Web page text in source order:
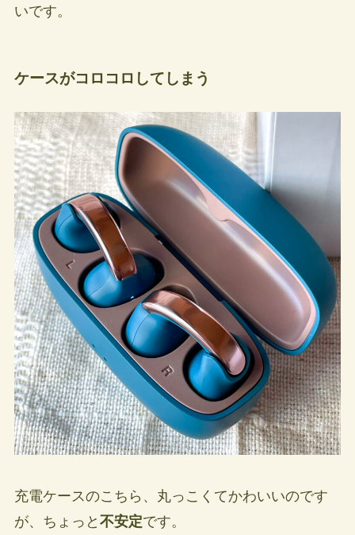
いです。
ケースがコロコロしてしまう
充電ケースのこちら、丸っこくてかわいいのです
が、ちょっと 不安定です。